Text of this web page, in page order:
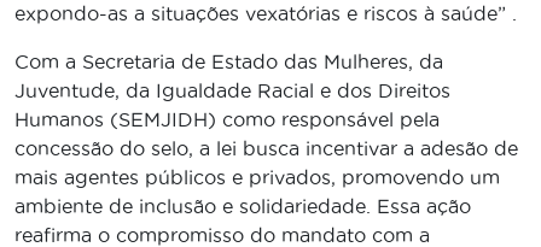
expondo-as a situações vexatórias e riscos à saúde” .
Com a Secretaria de Estado das Mulheres, da
Juventude, da Igualdade Racial e dos Direitos
Humanos (SEMJIDH) como responsável pela
concessão do selo, a lei busca incentivar a adesão de
mais agentes públicos e privados, promovendo um
ambiente de inclusão e solidariedade. Essa ação
reafirma o compromisso do mandato com a